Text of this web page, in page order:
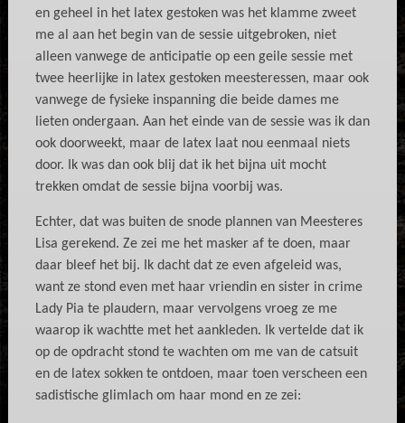
en geheel in het latex gestoken was het klamme zweet
me al aan het begin van de sessie uitgebroken, niet
alleen vanwege de anticipatie op een geile sessie met
twee heerlijke in latex gestoken meesteressen, maar ook
vanwege de fysieke inspanning die beide dames me
lieten ondergaan. Aan het einde van de sessie was ik dan
ook doorweekt, maar de latex laat nou eenmaal niets
door. Ik was dan ook blij dat ik het bijna uit mocht
trekken omdat de sessie bijna voorbij was.
Echter, dat was buiten de snode plannen van Meesteres
Lisa gerekend. Ze zei me het masker af te doen, maar
daar bleef het bij. Ik dacht dat ze even afgeleid was,
want ze stond even met haar vriendin en sister in crime
Lady Pia te plaudern, maar vervolgens vroeg ze me
waarop ik wachtte met het aankleden. Ik vertelde dat ik
op de opdracht stond te wachten om me van de catsuit
en de latex sokken te ontdoen, maar toen verscheen een
sadistische glimlach om haar mond en ze zei: